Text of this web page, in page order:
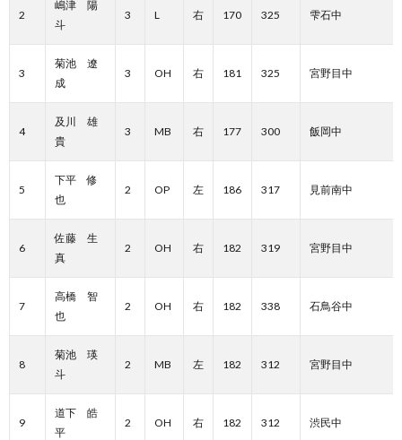
2
嶋津 陽
斗
3 L 右 170 325 雫石中
3
菊池 遼
成
3 OH 右 181 325 宮野目中
4
及川 雄
貴
3 MB 右 177 300 飯岡中
5
下平 修
也
2 OP 左 186 317 見前南中
6
佐藤 生
真
2 OH 右 182 319 宮野目中
7
高橋 智
也
2 OH 右 182 338 石鳥谷中
8
菊池 瑛
斗
2 MB 左 182 312 宮野目中
9
道下 皓
平
2 OH 右 182 312 渋民中